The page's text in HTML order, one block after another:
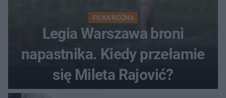
PIŁKA NOŻNA
Legia Warszawa broni
napastnika. Kiedy przełamie
się Mileta Rajović?